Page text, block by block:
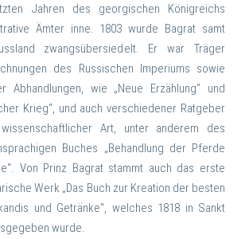
Jahren des georgischen Königreichs
Ämter inne. 1803 wurde Bagrat samt
zwangsübersiedelt. Er war Träger
des Russischen Imperiums sowie
Abhandlungen, wie „Neue Erzählung“ und
Krieg“, und auch verschiedener Ratgeber
Art, unter anderem des
Buches „Behandlung der Pferde
Von Prinz Bagrat stammt auch das erste
Werk „Das Buch zur Kreation der besten
und Getränke“, welches 1818 in Sankt
wurde.